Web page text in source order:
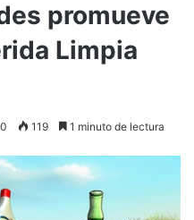
promueve
Limpia
0 119 1 minuto de lectura